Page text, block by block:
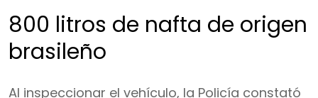
800 litros de nafta de origen
brasileño
Al inspeccionar el vehículo, la Policía constató